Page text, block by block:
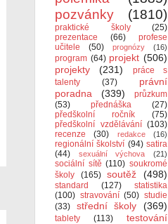
pozvánky
(1810)
praktické školy
(25)
prezentace
(66)
profese
učitele
(50) prognózy (16)
program (64) projekt (506)
projekty
(231)
práce s
talenty
(37)
právní
poradna
(339)
průzkum
(53)
přednáška
(27)
předškolní ročník
(75)
předškolní vzdělávání (103)
recenze
(30) redakce (16)
regionální školství (94) satira
(44)
sexuální výchova (21)
sociální sítě (110) soukromé
školy
(165) soutěž (498)
standard (127)
statistika
(100) stravování (50) studie
(33)
střední školy (369)
tablety (113)
testování